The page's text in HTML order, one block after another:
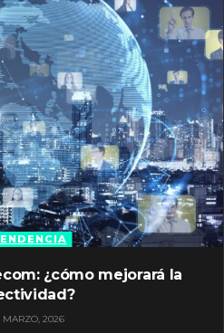
¿cómo mejorará la
2026